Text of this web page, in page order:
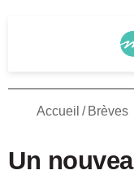
Accueil / Brèves
Un